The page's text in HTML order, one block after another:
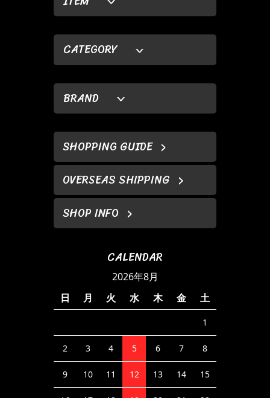
CATEGORY
BRAND
SHOPPING GUIDE
OVERSEAS SHIPPING
SHOP INFO
CALENDAR
2026年8月
日
月 火 水 木 金 土
1
2 3 4 5 6 7 8
9 10 11 12 13 14 15